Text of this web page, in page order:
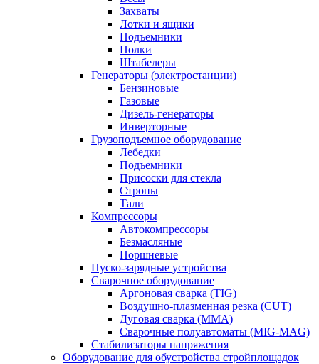
Захваты
Лотки и ящики
Подъемники
Полки
Штабелеры
Генераторы (электростанции)
Бензиновые
Газовые
Дизель-генераторы
Инверторные
Грузоподъемное оборудование
Лебедки
Подъемники
Присоски для стекла
Стропы
Тали
Компрессоры
Автокомпрессоры
Безмасляные
Поршневые
Пуско-зарядные устройства
Сварочное оборудование
Аргоновая сварка (TIG)
Воздушно-плазменная резка (CUT)
Дуговая сварка (ММА)
Сварочные полуавтоматы (MIG-MAG)
Стабилизаторы напряжения
Оборудование для обустройства стройплощадок